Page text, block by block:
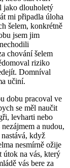
jako dlouholetý
mi připadla úloha
šelem, konkrétně
jsem jim
chování šelem
riziko
Domníval
učiní.
dobu pracoval ve
se měl naučit
levharti nebo
a nudou,
když
nesmírně ožije
útok na vás, který
vás bere za